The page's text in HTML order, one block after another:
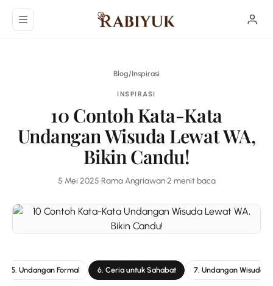
Langsung ke konten utama
Blog/Inspirasi
INSPIRASI
10 Contoh Kata-Kata
Undangan Wisuda Lewat WA,
Bikin Candu!
5 Mei 2025 Rama Angriawan 2 menit baca
5. Undangan Formal 6. Ceria untuk Sahabat 7. Undangan Wisuda